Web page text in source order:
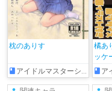
枕のありす
アイドルマスターシンデレラガールズ
橘あ
ッケ
アイ